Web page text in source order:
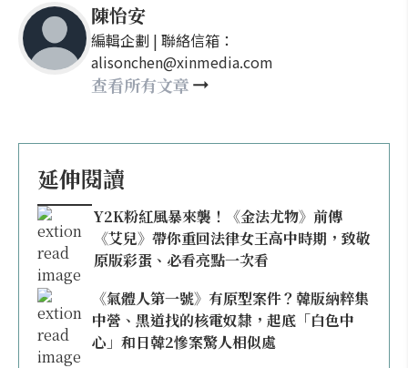
陳怡安
編輯企劃 | 聯絡信箱：
alisonchen@xinmedia.com
查看所有文章
延伸閱讀
Y2K粉紅風暴來襲！《金法尤物》前傳
《艾兒》帶你重回法律女王高中時期，致敬
原版彩蛋、必看亮點一次看
《氣體人第一號》有原型案件？韓版納粹集
中營、黑道找的核電奴隸，起底「白色中
心」和日韓2慘案驚人相似處